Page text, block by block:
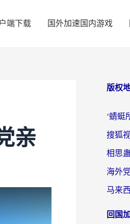
端下载 国外加速国内游戏
亲
版权
回国